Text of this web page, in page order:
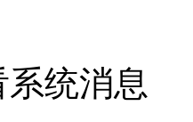
统消息